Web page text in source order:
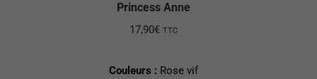
Princess Anne
17,90€ TTC
Couleurs : Rose vif